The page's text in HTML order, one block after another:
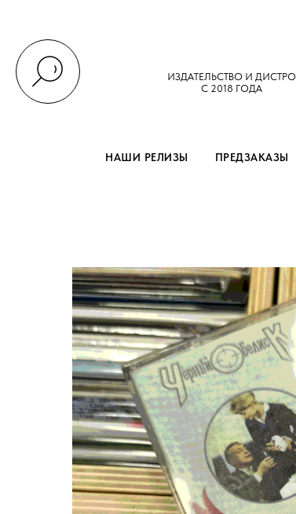
ИЗДАТЕЛЬСТВО И ДИСТРО
С 2018 ГОДА
НАШИ РЕЛИЗЫ ПРЕДЗАКАЗЫ